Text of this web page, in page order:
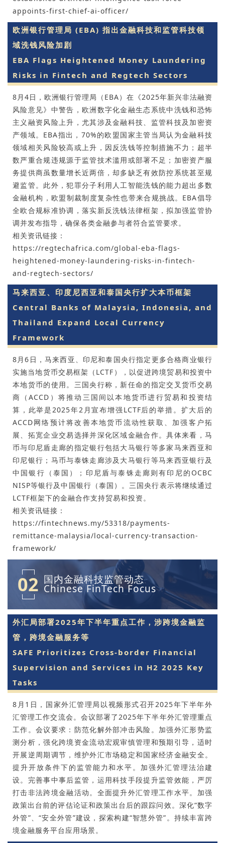
appoints-first-chief-ai-officer/
欧洲银行管理局 (EBA) 指出金融科技和监管科技领
域洗钱风险加剧
EBA Flags Heightened Money Laundering
Risks in Fintech and Regtech Sectors
8月4日，欧洲银行管理局（EBA）在《2025年新兴非法融资
风险意见》中警告，欧洲数字化金融生态系统中洗钱和恐怖
主义融资风险上升，尤其涉及金融科技、监管科技及加密资
产领域。EBA指出，70%的欧盟国家主管当局认为金融科技
领域相关风险较高或上升，因反洗钱等控制措施不力；超半
数严重合规违规源于监管技术滥用或部署不足；加密资产服
务提供商虽数量增长近两倍，却多缺乏有效防控系统甚至规
避监管。此外，犯罪分子利用人工智能洗钱的能力超出多数
金融机构，欧盟制裁制度复杂性也带来合规挑战。EBA倡导
全欧合规标准协调，落实新反洗钱法律框架，拟加强监管协
调并发布指导，确保各类金融参与者符合监管要求。
相关资讯链接：
https://regtechafrica.com/global-eba-flags-
heightened-money-laundering-risks-in-fintech-
and-regtech-sectors/
马来西亚、印度尼西亚和泰国央行扩大本币框架
Central Banks of Malaysia, Indonesia, and
Thailand Expand Local Currency
Framework
8月6日，马来西亚、印尼和泰国央行指定更多合格商业银行
实施当地货币交易框架（LCTF），以促进跨境贸易和投资中
本地货币的使用。三国央行称，新任命的指定交叉货币交易
商（ACCD）将推动三国间以本地货币进行贸易和投资结
算，此举是2025年2月宣布增强LCTF后的举措。扩大后的
ACCD网络预计将改善本地货币流动性获取、加强客户拓
展、拓宽企业交易选择并深化区域金融合作。具体来看，马
币与印尼盾走廊的指定银行包括大马银行等多家马来西亚和
印尼银行；马币与泰铢走廊涉及大马银行等马来西亚银行及
中国银行（泰国）；印尼盾与泰铢走廊则有印尼的OCBC
NISP等银行及中国银行（泰国）。三国央行表示将继续通过
LCTF框架下的金融合作支持贸易和投资。
相关资讯链接：
https://fintechnews.my/53318/payments-
remittance-malaysia/local-currency-transaction-
framework/
02 国内金融科技监管动态
Chinese FinTech Focus
外汇局部署2025年下半年重点工作，涉跨境金融监
管，跨境金融服务等
SAFE Prioritizes Cross-border Financial
Supervision and Services in H2 2025 Key
Tasks
8月1日，国家外汇管理局以视频形式召开2025年下半年外
汇管理工作交流会。会议部署了2025年下半年外汇管理重点
工作。会议要求：防范化解外部冲击风险。加强外汇形势监
测分析，强化跨境资金流动宏观审慎管理和预期引导，适时
开展逆周期调节，维护外汇市场稳定和国家经济金融安全。
提升开放条件下的监管能力和水平。加强外汇管理法治建
设。完善事中事后监管，运用科技手段提升监管效能，严厉
打击非法跨境金融活动。全面提升外汇管理工作水平。加强
政策出台前的评估论证和政策出台后的跟踪问效。深化“数字
外管”、“安全外管”建设，探索构建“智慧外管”。持续丰富跨
境金融服务平台应用场景。